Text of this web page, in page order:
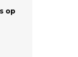
op